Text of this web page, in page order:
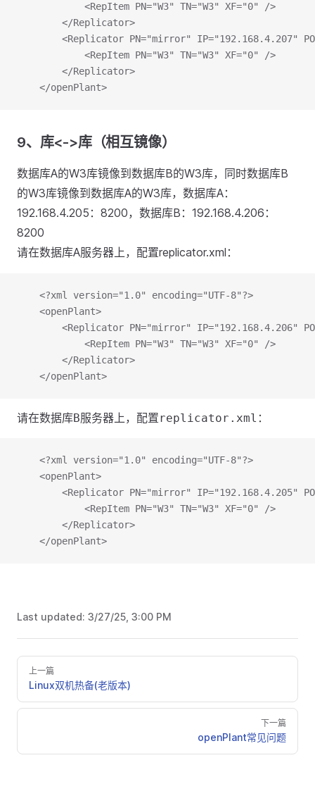
			<RepItem PN="W3" TN="W3" XF="0" />
		</Replicator>
<Replicator PN="mirror" IP="192.168.4.207"
			<RepItem PN="W3" TN="W3" XF="0" />
		</Replicator>
	</openPlant>
9、库<->库（相互镜像）
数据库A的W3库镜像到数据库B的W3库，同时数据库B
的W3库镜像到数据库A的W3库，数据库A：
192.168.4.205：8200，数据库B：192.168.4.206：
8200
请在数据库A服务器上，配置replicator.xml：
	<?xml version="1.0" encoding="UTF-8"?>
	<openPlant>
<Replicator PN="mirror" IP="192.168.4.206"
			<RepItem PN="W3" TN="W3" XF="0" />
		</Replicator>
	</openPlant>
	<?xml version="1.0" encoding="UTF-8"?>
	<openPlant>
<Replicator PN="mirror" IP="192.168.4.205"
			<RepItem PN="W3" TN="W3" XF="0" />
		</Replicator>
	</openPlant>
Last updated: 3/27/25, 3:00 PM
上一篇
Linux双机热备(老版本)
下一篇
openPlant常见问题